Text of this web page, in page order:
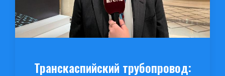
Транскаспийский трубопровод: